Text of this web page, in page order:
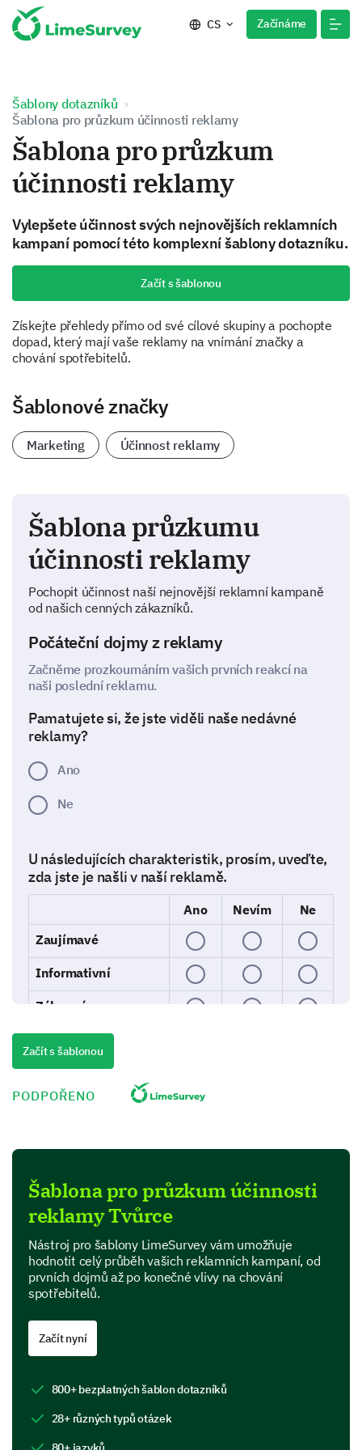
CS Začínáme
Šablony dotazníků
Šablona pro průzkum účinnosti reklamy
Šablona pro průzkum
účinnosti reklamy
Vylepšete účinnost svých nejnovějších reklamních
kampaní pomocí této komplexní šablony dotazníku.
Začít s šablonou
Získejte přehledy přímo od své cílové skupiny a pochopte
dopad, který mají vaše reklamy na vnímání značky a
chování spotřebitelů.
Šablonové značky
Marketing Účinnost reklamy
Šablona průzkumu
účinnosti reklamy
Pochopit účinnost naší nejnovější reklamní kampaně
od našich cenných zákazníků.
Počáteční dojmy z reklamy
Začněme prozkoumáním vašich prvních reakcí na
naši poslední reklamu.
Pamatujete si, že jste viděli naše nedávné
reklamy?
Ano
Ne
U následujících charakteristik, prosím, uveďte,
zda jste je našli v naší reklamě.
Ano Nevím
Ne
Zaujímavé
Informativní
Zábavné
Snadno pochopitelné
obsahu naší reklamy.
Prosím ohodnoťte následující charakteristiky
naší reklamy na stupnici 1 (Špatné) až 5
(Vynikající):
1 2 3 4
Kreativita
Začít s šablonou
PODPOŘENO
Šablona pro průzkum účinnosti
reklamy Tvůrce
Nástroj pro šablony LimeSurvey vám umožňuje
hodnotit celý průběh vašich reklamních kampaní, od
prvních dojmů až po konečné vlivy na chování
spotřebitelů.
Začít nyní
800+ bezplatných šablon dotazníků
28+ různých typů otázek